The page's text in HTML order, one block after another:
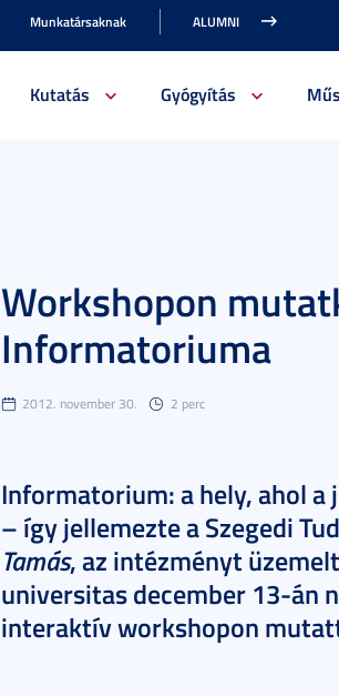
Munkatársaknak ALUMNI
Kutatás Gyógyítás
Workshopon
Informatoriuma
2012. november 30. 2 perc
Informatorium: a hely, ahol
– így jellemezte a Szegedi
Tamás, az intézményt
universitas december 13-án
interaktív workshopon